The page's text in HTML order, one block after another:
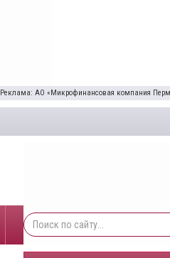
Реклама: АО «Микрофинансовая компания